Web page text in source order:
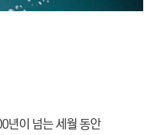
년이 넘는 세월 동안